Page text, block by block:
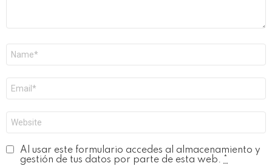
electrónico
*
Al usar este formulario accedes al almacenamiento y
gestión de tus datos por parte de esta web.